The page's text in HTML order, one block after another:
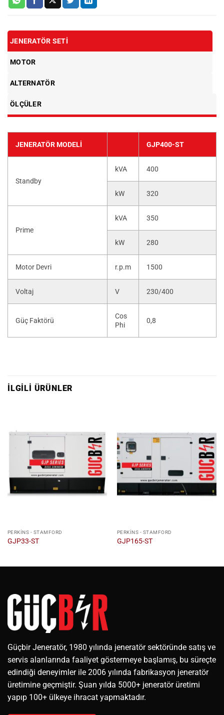
JENERATÖR SETI
MOTOR
ALTERNATÖR
ÖLÇÜLER
JENERATÖR MODELI GJP400-ST
Standby
kVA 400
kW 320
Prime
kVA 350
kW 280
Motor Devri r.p.m 1500
Voltaj V 230/400
Güç Faktörü
Cos
Phi
0,8
İLGILI ÜRÜNLER
PERKINS - STAMFORD
GJP33-ST
PERKINS - STAMFORD
GJP165-ST
Güçbir Jeneratör, 1980 yılında jeneratör sektöründe satış ve
servis alanlarında faaliyet göstermeye başlamış, bu süreçte
edindiği deneyimler ile 2006 yılında fabrikasyon jeneratör
üretimine geçmiştir. Şuan yılda 5000+ jeneratör üretimi
yapıp 100+ ülkeye ihracat yapmaktadır.